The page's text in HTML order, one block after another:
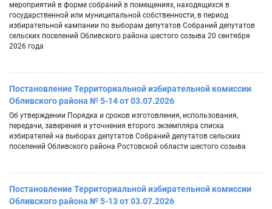
мероприятий в форме собраний в помещениях, находящихся в
государственной или муниципальной собственности, в период
избирательной кампании по выборам депутатов Собраний депутатов
сельских поселений Обливского района шестого созыва 20 сентября
2026 года
Постановление Территориальной избирательной комиссии
Обливского района № 5-14 от 03.07.2026
Об утверждении Порядка и сроков изготовления, использования,
передачи, заверения и уточнения второго экземпляра списка
избирателей на выборах депутатов Собраний депутатов сельских
поселений Обливского района Ростовской области шестого созыва
Постановление Территориальной избирательной комиссии
Обливского района № 5-13 от 03.07.2026